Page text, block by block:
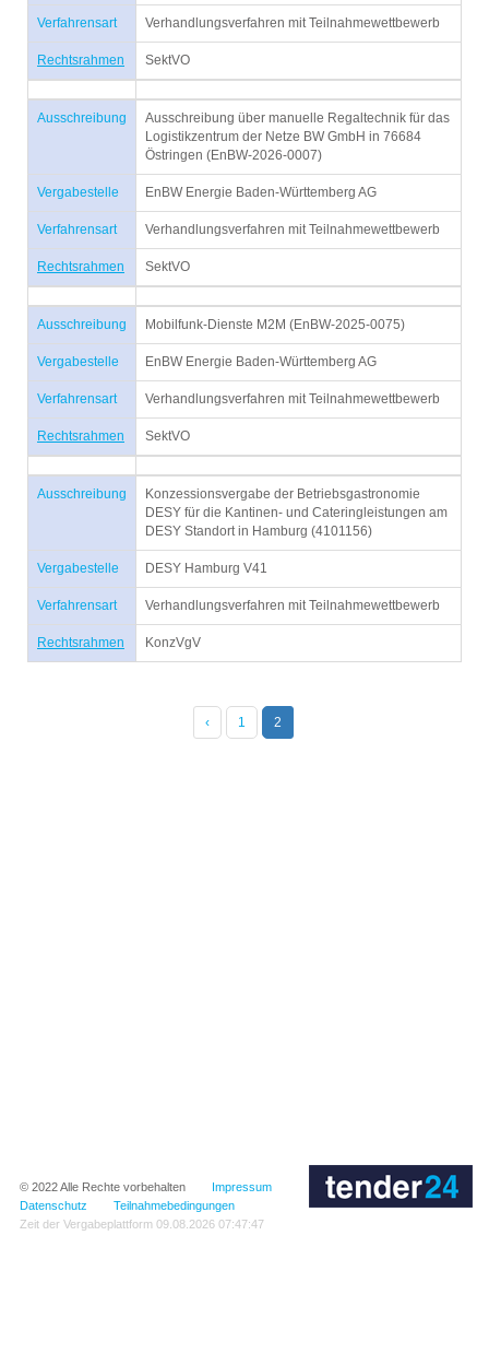
Verfahrensart Verhandlungsverfahren mit Teilnahmewettbewerb
Rechtsrahmen SektVO
Ausschreibung
Ausschreibung über manuelle Regaltechnik für das
Logistikzentrum der Netze BW GmbH in 76684
Östringen (EnBW-2026-0007)
Vergabestelle EnBW Energie Baden-Württemberg AG
Verfahrensart Verhandlungsverfahren mit Teilnahmewettbewerb
Rechtsrahmen SektVO
Ausschreibung Mobilfunk-Dienste M2M (EnBW-2025-0075)
Vergabestelle EnBW Energie Baden-Württemberg AG
Verfahrensart Verhandlungsverfahren mit Teilnahmewettbewerb
Rechtsrahmen SektVO
Ausschreibung
Konzessionsvergabe der Betriebsgastronomie
DESY für die Kantinen- und Cateringleistungen am
DESY Standort in Hamburg (4101156)
Vergabestelle DESY Hamburg V41
Verfahrensart Verhandlungsverfahren mit Teilnahmewettbewerb
Rechtsrahmen KonzVgV
‹ 1 2
© 2022Alle Rechte vorbehalten
Impressum
Datenschutz
Teilnahmebedingungen
Zeit der Vergabeplattform 09.08.2026 07:47:47